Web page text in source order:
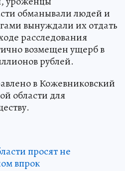
обманывали людей и
вынуждали их отдать
расследования
возмещен ущерб в
рублей.
в Кожевниковский
области для
просят не
впрок